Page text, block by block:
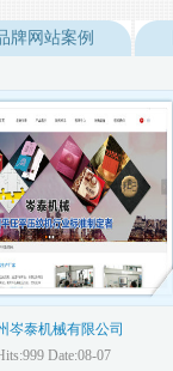
牌网站案例
岑泰机械有限公司
Date:08-07